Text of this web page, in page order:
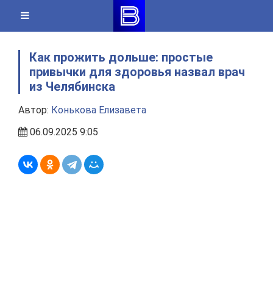
content
Как прожить дольше: простые
привычки для здоровья назвал врач
из Челябинска
Автор: Конькова Елизавета
06.09.2025 9:05